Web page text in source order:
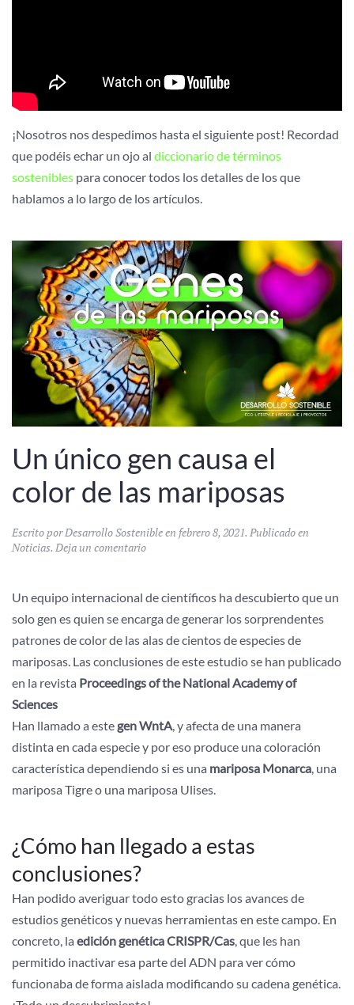
¡Nosotros nos despedimos hasta el siguiente post! Recordad
que podéis echar un ojo al diccionario de términos
sostenibles para conocer todos los detalles de los que
hablamos a lo largo de los artículos.
Un único gen causa el
color de las mariposas
Escrito porDesarrollo Sostenibleen febrero 8, 2021. Publicado en
Noticias. Deja un comentario
Un equipo internacional de científicos ha descubierto que un
solo gen es quien se encarga de generar los sorprendentes
patrones de color de las alas de cientos de especies de
mariposas. Las conclusiones de este estudio se han publicado
en la revista Proceedings of the National Academy of
Sciences
Han llamado a este gen WntA, y afecta de una manera
distinta en cada especie y por eso produce una coloración
característica dependiendo si es una mariposa Monarca, una
mariposa Tigre o una mariposa Ulises.
¿Cómo han llegado a estas
conclusiones?
Han podido averiguar todo esto gracias los avances de
estudios genéticos y nuevas herramientas en este campo. En
concreto, la edición genética CRISPR/Cas, que les han
permitido inactivar esa parte del ADN para ver cómo
funcionaba de forma aislada modificando su cadena genética.